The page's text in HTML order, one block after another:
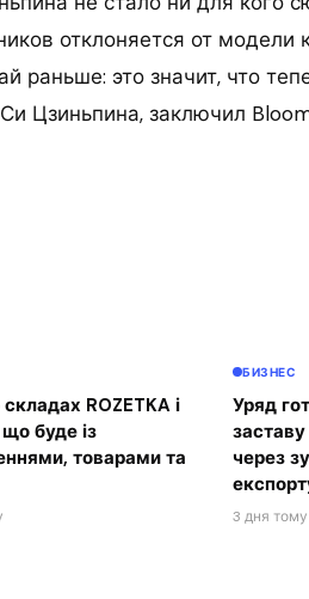
отклоняется от модели
раньше: это значит, что
Цзиньпина, заключил
ROZETKA і
буде із
товарами та
БИЗНЕС
Уряд
заставу
через
3 дня тому